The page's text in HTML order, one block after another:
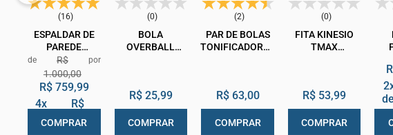
(16)
ESPALDAR DE
PAREDE
ALONGAMENTO
BARRA DE LING
MADEIRA
CLASSIC
ARKTUS
R$
1.000,00
R$ 759,99
4x
de
R$
190,00
COMPRAR
(0)
BOLA
OVERBALL
R$ 25,99
COMPRAR
(2)
PAR DE BOLAS
TONIFICADORAS
R$ 63,00
COMPRAR
(0)
FITA KINESIO
TMAX
R$ 53,99
COMPRAR
de